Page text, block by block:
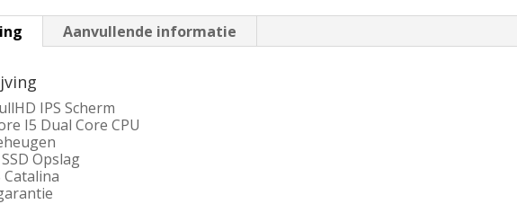
Aanvullende informatie
IPS Scherm
I5 Dual Core CPU
Opslag
Catalina